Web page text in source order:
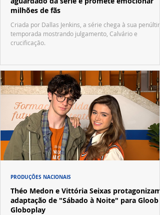
milhões de fãs
Criada por Dallas Jenkins, a série chega à sua
temporada mostrando julgamento, Calvário e
crucificação.
Théo Medon e Vittória Seixas protagonizam
adaptação de "Sábado à Noite" para Gloob e
Globoplay
PRODUÇÕES NACIONAIS